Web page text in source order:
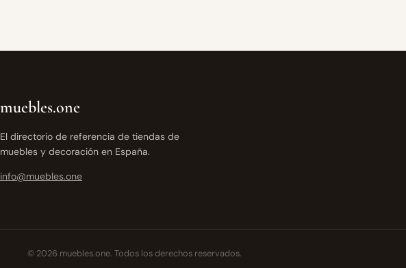
muebles.one
El directorio de referencia de tiendas de
muebles y decoración en España.
info@muebles.one
© 2026 muebles.one. Todos los derechos reservados.